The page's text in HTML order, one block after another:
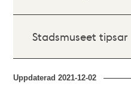
Stadsmuseet tipsar
Uppdaterad2021-12-02